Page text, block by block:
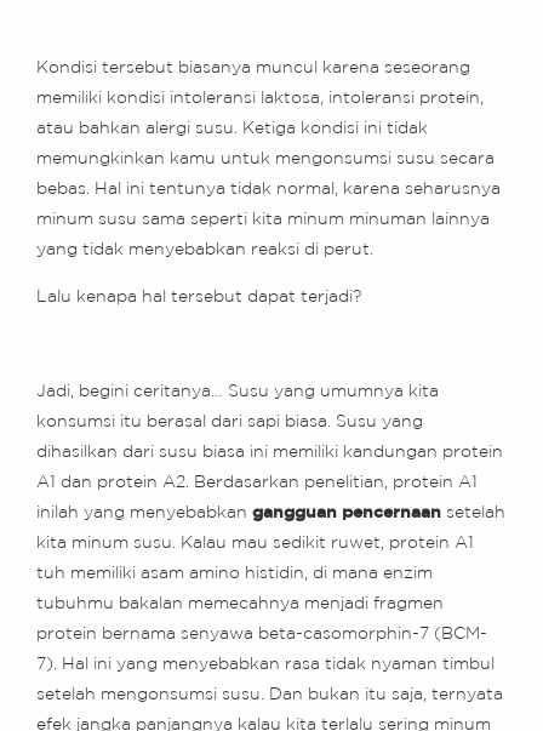
Kondisi tersebut biasanya muncul karena seseorang
memiliki kondisi intoleransi laktosa, intoleransi protein,
atau bahkan alergi susu. Ketiga kondisi ini tidak
memungkinkan kamu untuk mengonsumsi susu secara
bebas. Hal ini tentunya tidak normal, karena seharusnya
minum susu sama seperti kita minum minuman lainnya
yang tidak menyebabkan reaksi di perut.
Lalu kenapa hal tersebut dapat terjadi?
Jadi, begini ceritanya… Susu yang umumnya kita
konsumsi itu berasal dari sapi biasa. Susu yang
dihasilkan dari susu biasa ini memiliki kandungan protein
A1 dan protein A2. Berdasarkan penelitian, protein A1
inilah yang menyebabkan gangguan pencernaan setelah
kita minum susu. Kalau mau sedikit ruwet, protein A1
tuh memiliki asam amino histidin, di mana enzim
tubuhmu bakalan memecahnya menjadi fragmen
protein bernama senyawa beta-casomorphin-7 (BCM-
7). Hal ini yang menyebabkan rasa tidak nyaman timbul
setelah mengonsumsi susu. Dan bukan itu saja, ternyata
efek jangka panjangnya kalau kita terlalu sering minum